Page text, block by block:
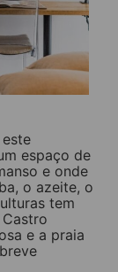
espaço de
e onde
o azeite, o
tem
e a praia